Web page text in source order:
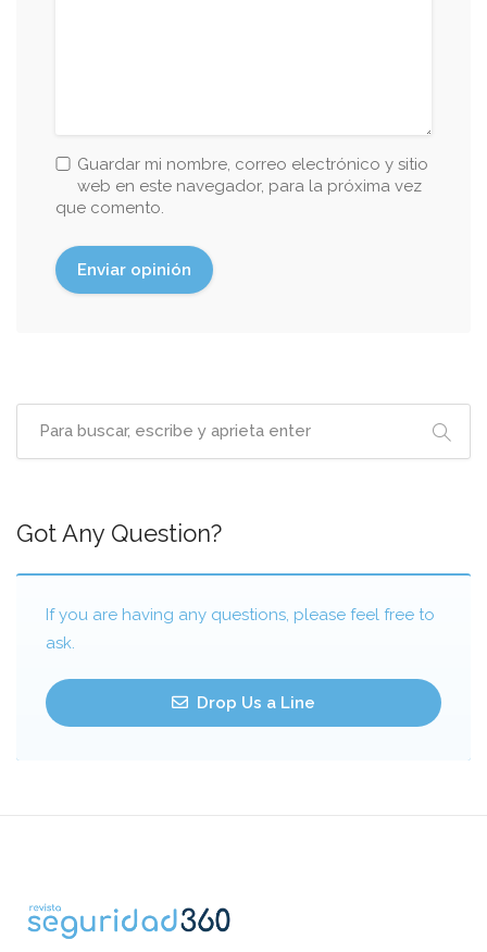
Guardar mi nombre, correo electrónico y sitio
web en este navegador, para la próxima vez
que comento.
Got Any Question?
If you are having any questions, please feel free to
ask.
Drop Us a Line